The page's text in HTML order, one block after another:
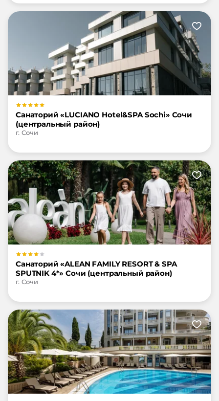
Санаторий «LUCIANO Hotel&SPA Sochi» Сочи
(центральный район)
г. Сочи
Санаторий «ALEAN FAMILY RESORT & SPA
SPUTNIK 4*» Сочи (центральный район)
г. Сочи